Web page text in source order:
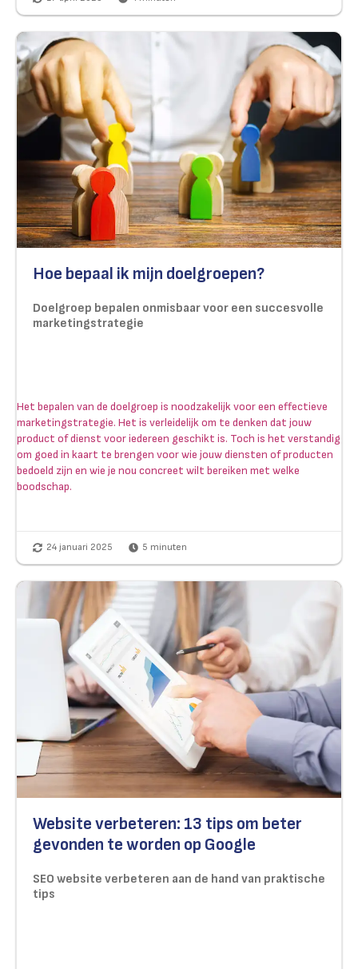
Hoe bepaal ik mijn doelgroepen?
Doelgroep bepalen onmisbaar voor een succesvolle
marketingstrategie
Het bepalen van de doelgroep is noodzakelijk voor een effectieve
marketingstrategie. Het is verleidelijk om te denken dat jouw
product of dienst voor iedereen geschikt is. Toch is het verstandig
om goed in kaart te brengen voor wie jouw diensten of producten
bedoeld zijn en wie je nou concreet wilt bereiken met welke
boodschap.
24 januari 2025 5 minuten
Website verbeteren: 13 tips om beter
gevonden te worden op Google
SEO website verbeteren aan de hand van praktische
tips